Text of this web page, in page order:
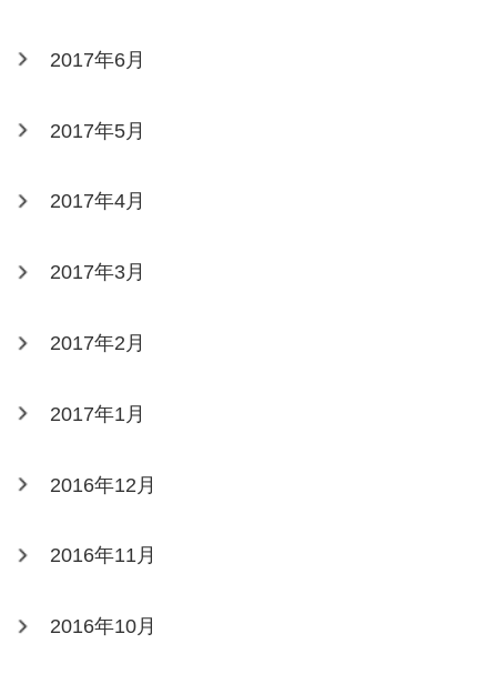
2017年6月
2017年5月
2017年4月
2017年3月
2017年2月
2017年1月
2016年12月
2016年11月
2016年10月